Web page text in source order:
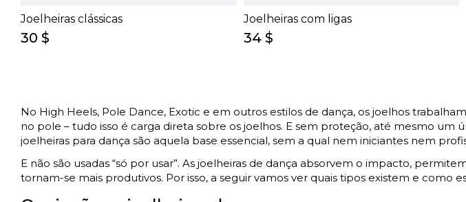
Joelheiras clássicas
30 $
Joelheiras com ligas
34 $
No High Heels, Pole Dance, Exotic e em outros estilos de dança, os joelhos
no pole – tudo isso é carga direta sobre os joelhos. E sem proteção, até mesmo
joelheiras para dança são aquela base essencial, sem a qual nem iniciantes nem
E não são usadas “só por usar”. As joelheiras de dança absorvem o impacto,
tornam-se mais produtivos. Por isso, a seguir vamos ver quais tipos existem e como